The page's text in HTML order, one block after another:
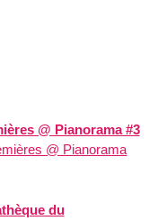
@ Pianorama #3
@ Pianorama
du